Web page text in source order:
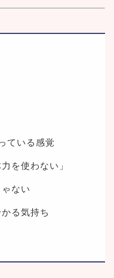
ている感覚
を使わない」
ない
る気持ち